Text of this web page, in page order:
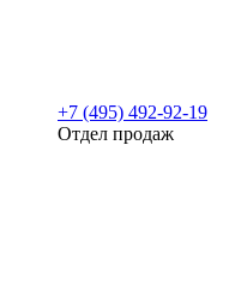
+7 (495) 492-92-19
Отдел продаж